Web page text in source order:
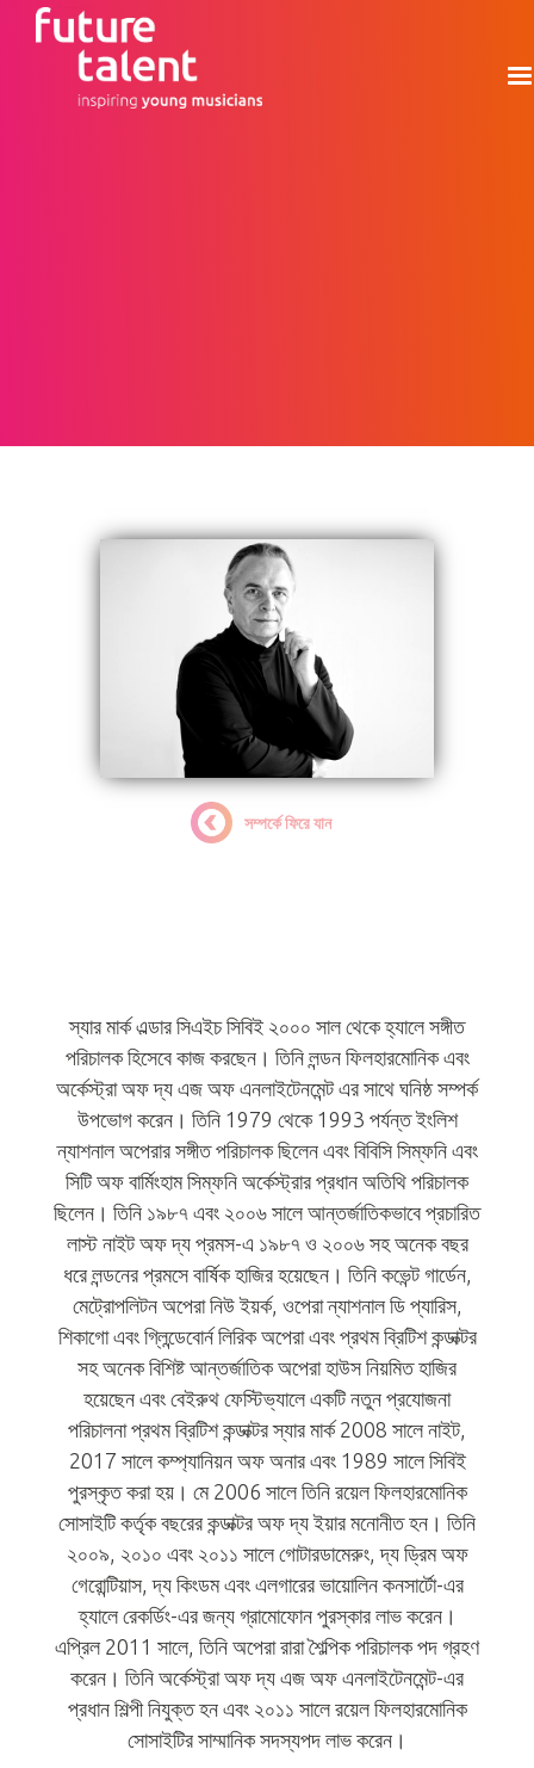
সম্পর্কে ফিরে যান
স্যার মার্ক এল্ডার সিএইচ সিবিই ২০০০ সাল থেকে হ্যালে সঙ্গীত
পরিচালক হিসেবে কাজ করছেন। তিনি লন্ডন ফিলহারমোনিক এবং
অর্কেস্ট্রা অফ দ্য এজ অফ এনলাইটেনমেন্ট এর সাথে ঘনিষ্ঠ সম্পর্ক
উপভোগ করেন। তিনি 1979 থেকে 1993 পর্যন্ত ইংলিশ
ন্যাশনাল অপেরার সঙ্গীত পরিচালক ছিলেন এবং বিবিসি সিম্ফনি এবং
সিটি অফ বার্মিংহাম সিম্ফনি অর্কেস্ট্রার প্রধান অতিথি পরিচালক
ছিলেন। তিনি ১৯৮৭ এবং ২০০৬ সালে আন্তর্জাতিকভাবে প্রচারিত
লাস্ট নাইট অফ দ্য প্রমস-এ ১৯৮৭ ও ২০০৬ সহ অনেক বছর
ধরে লন্ডনের প্রমসে বার্ষিক হাজির হয়েছেন। তিনি কভেন্ট গার্ডেন,
মেট্রোপলিটন অপেরা নিউ ইয়র্ক, ওপেরা ন্যাশনাল ডি প্যারিস,
শিকাগো এবং গ্লিন্ডেবোর্ন লিরিক অপেরা এবং প্রথম ব্রিটিশ কন্ডাক্টর
সহ অনেক বিশিষ্ট আন্তর্জাতিক অপেরা হাউস নিয়মিত হাজির
হয়েছেন এবং বেইরুথ ফেস্টিভ্যালে একটি নতুন প্রযোজনা
পরিচালনা প্রথম ব্রিটিশ কন্ডাক্টর স্যার মার্ক 2008 সালে নাইট,
2017 সালে কম্প্যানিয়ন অফ অনার এবং 1989 সালে সিবিই
পুরস্কৃত করা হয়। মে 2006 সালে তিনি রয়েল ফিলহারমোনিক
সোসাইটি কর্তৃক বছরের কন্ডাক্টর অফ দ্য ইয়ার মনোনীত হন। তিনি
২০০৯, ২০১০ এবং ২০১১ সালে গোটারডামেরুং, দ্য ড্রিম অফ
গেরোন্টিয়াস, দ্য কিংডম এবং এলগারের ভায়োলিন কনসার্টো-এর
হ্যালে রেকর্ডিং-এর জন্য গ্রামোফোন পুরস্কার লাভ করেন।
এপ্রিল 2011 সালে, তিনি অপেরা রারা শৈল্পিক পরিচালক পদ গ্রহণ
করেন। তিনি অর্কেস্ট্রা অফ দ্য এজ অফ এনলাইটেনমেন্ট-এর
প্রধান শিল্পী নিযুক্ত হন এবং ২০১১ সালে রয়েল ফিলহারমোনিক
সোসাইটির সাম্মানিক সদস্যপদ লাভ করেন।